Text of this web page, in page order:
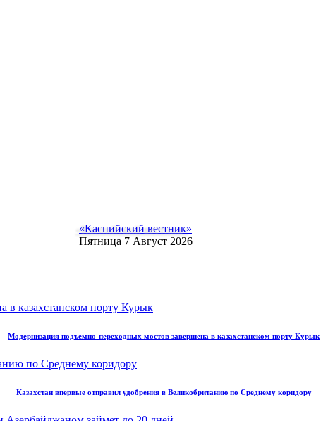
«Каспийский вестник»
Пятница 7 Август 2026
Модернизация подъемно-переходных мостов завершена в казахстанском порту Курык
Казахстан впервые отправил удобрения в Великобританию по Среднему коридору